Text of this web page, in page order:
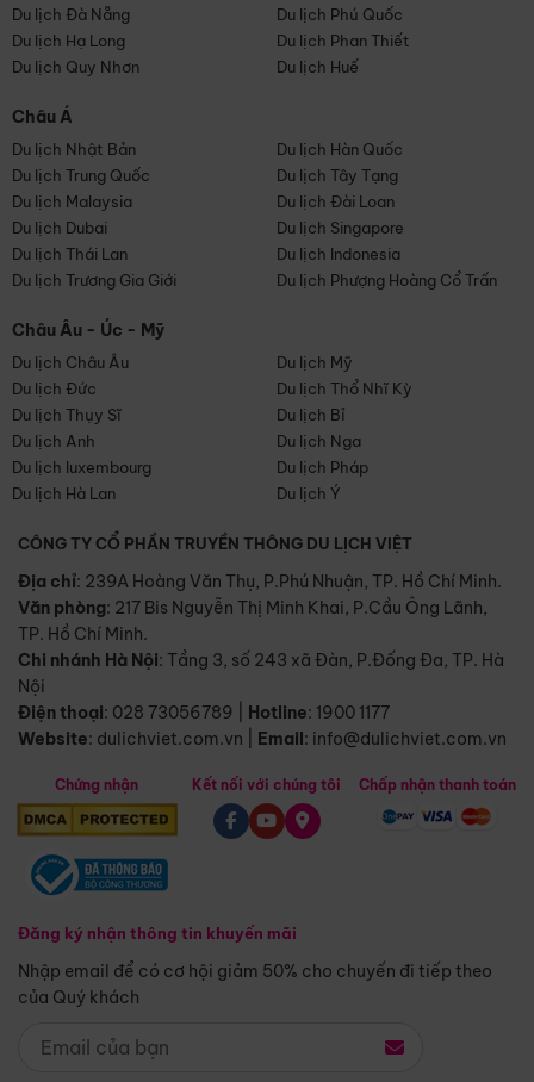
Du lịch Đà Nẵng
Du lịch Phú Quốc
Du lịch Hạ Long
Du lịch Phan Thiết
Du lịch Quy Nhơn
Du lịch Huế
Châu Á
Du lịch Nhật Bản
Du lịch Hàn Quốc
Du lịch Trung Quốc
Du lịch Tây Tạng
Du lịch Malaysia
Du lịch Đài Loan
Du lịch Dubai
Du lịch Singapore
Du lịch Thái Lan
Du lịch Indonesia
Du lịch Trương Gia Giới
Du lịch Phượng Hoàng Cổ Trấn
Châu Âu - Úc - Mỹ
Du lịch Châu Âu
Du lịch Mỹ
Du lịch Đức
Du lịch Thổ Nhĩ Kỳ
Du lịch Thụy Sĩ
Du lịch Bỉ
Du lịch Anh
Du lịch Nga
Du lịch luxembourg
Du lịch Pháp
Du lịch Hà Lan
Du lịch Ý
CÔNG TY CỔ PHẦN TRUYỀN THÔNG DU LỊCH VIỆT
Địa chỉ: 239A Hoàng Văn Thụ, P.Phú Nhuận, TP. Hồ Chí Minh.
Văn phòng: 217 Bis Nguyễn Thị Minh Khai, P.Cầu Ông Lãnh,
TP. Hồ Chí Minh.
Chi nhánh Hà Nội: Tầng 3, số 243 xã Đàn, P.Đống Đa, TP. Hà
Nội
Điện thoại: 028 73056789 Hotline: 1900 1177
Website: dulichviet.com.vn Email: info@dulichviet.com.vn
Chứng nhận
Đăng ký nhận thông tin khuyến mãi
Nhập email để có cơ hội giảm 50% cho chuyến đi tiếp theo
của Quý khách
Kết nối với chúng tôi Chấp nhận thanh toán